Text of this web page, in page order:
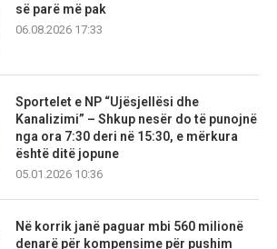
së parë më pak
06.08.2026 17:33
Sportelet e NP “Ujësjellësi dhe
Kanalizimi” – Shkup nesër do të punojnë
nga ora 7:30 deri në 15:30, e mërkura
është ditë jopune
05.01.2026 10:36
Në korrik janë paguar mbi 560 milionë
denarë për kompensime për pushim